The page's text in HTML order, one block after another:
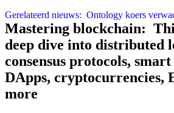
Gerelateerd nieuws: Ontology koers
Mastering blockchain:
deep dive into distributed
consensus protocols,
DApps, cryptocurrencies,
more